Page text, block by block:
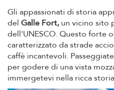
Gli appassionati di storia
del Galle Fort, un vicino sito
dell'UNESCO. Questo forte
caratterizzato da strade
caffè incantevoli.
per godere di una vista
immergetevi nella ricca